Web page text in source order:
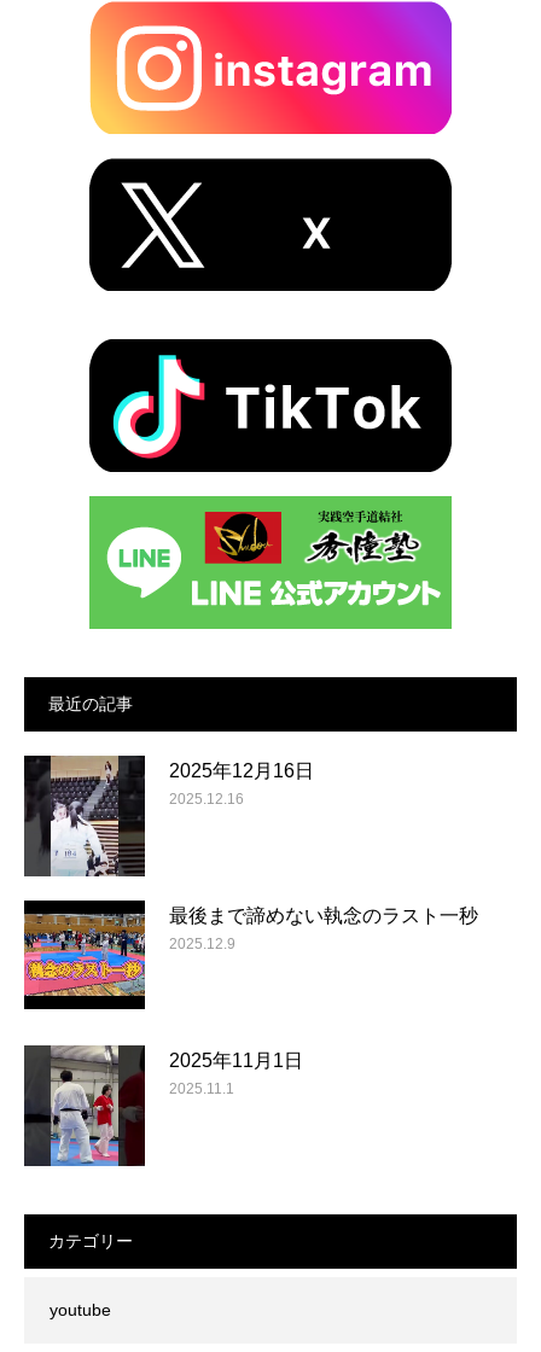
最近の記事
2025年12月16日
2025.12.16
最後まで諦めない執念のラスト一秒
2025.12.9
2025年11月1日
2025.11.1
カテゴリー
youtube